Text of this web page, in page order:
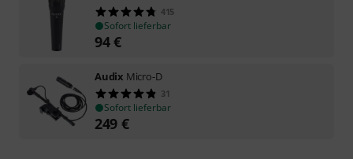
415
Sofort lieferbar
94€
Audix Micro-D
31
Sofort lieferbar
249 €